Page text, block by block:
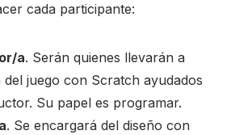
cada participante:
a. Serán quienes llevarán a
del juego con Scratch ayudados
Su papel es programar.
. Se encargará del diseño con